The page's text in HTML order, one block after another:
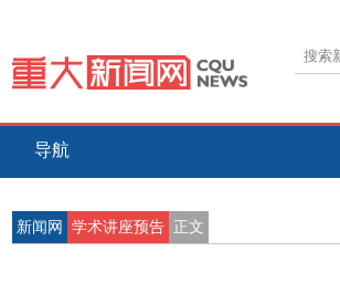
导航
新闻网 学术讲座预告 正文